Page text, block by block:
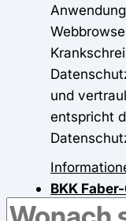
und
entspricht
BKK